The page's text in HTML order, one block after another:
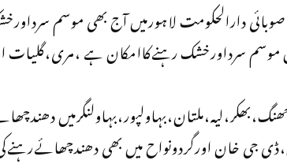
دارالحکومت لاہورمیں آج بھی موسم
سرداورخشک رہنےکاامکان ہے ،مری،گلیات
جی خان اورگردونواح میں بھی